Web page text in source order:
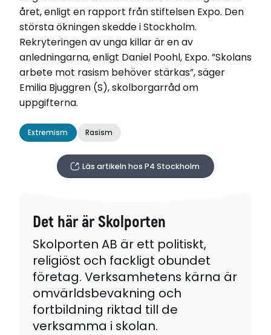
året, enligt en rapport från stiftelsen Expo. Den
största ökningen skedde i Stockholm.
Rekryteringen av unga killar är en av
anledningarna, enligt Daniel Poohl, Expo. ”Skolans
arbete mot rasism behöver stärkas”, säger
Emilia Bjuggren (S), skolborgarråd om
uppgifterna.
Extremism Rasism
Läs artikeln hos P4 Stockholm
Det här är Skolporten
Skolporten AB är ett politiskt,
religiöst och fackligt obundet
företag. Verksamhetens kärna är
omvärldsbevakning och
fortbildning riktad till de
verksamma i skolan.